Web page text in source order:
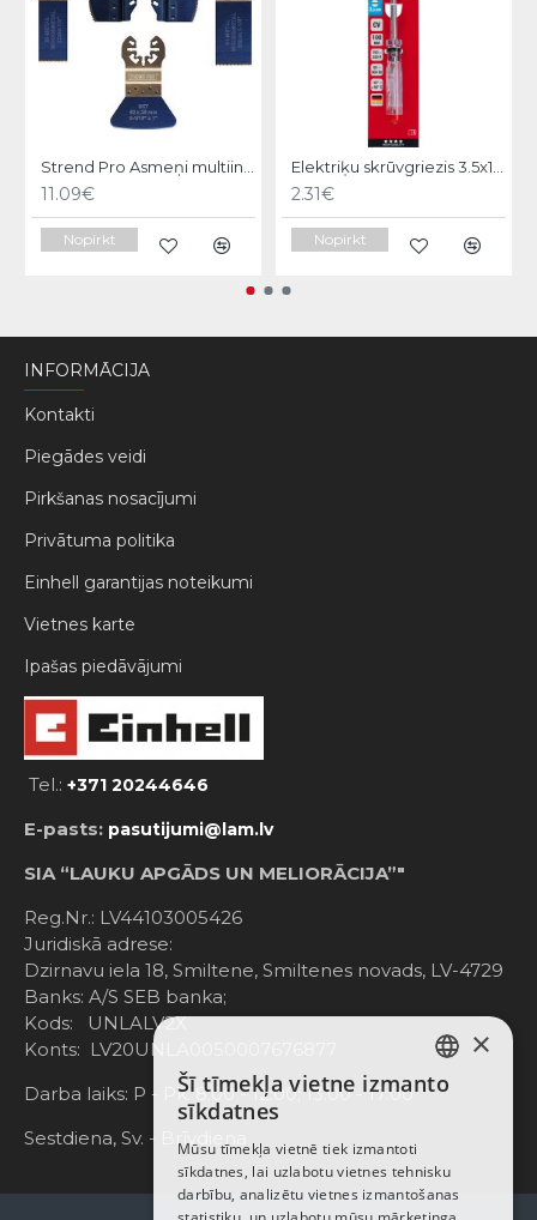
Strend Pro Asmeņi multiinstrumentam.4gb TAS-FW105,kokam
11.09€
Nopirkt
Elektriķu skrūvgriezis 3.5x100 KWB
2.31€
Nopirkt
INFORMĀCIJA
Kontakti
Piegādes veidi
Pirkšanas nosacījumi
Privātuma politika
Einhell garantijas noteikumi
Vietnes karte
Ipašas piedāvājumi
Tel.: +371 20244646
E-pasts: pasutijumi@lam.lv
SIA “LAUKU APGĀDS UN MELIORĀCIJA”"
Reg.Nr.: LV44103005426
Juridiskā adrese:
Dzirnavu iela 18, Smiltene, Smiltenes novads, LV-4729
Banks: A/S SEB banka;
Kods: UNLALV2X
Konts: LV20UNLA0050007676877
Darba laiks: P - Pk. 8:00 - 12:00; 13:00 - 17:00
Sestdiena, Sv. - Brīvdiena
LATVIAN
ENGLISH
×
Šī tīmekļa vietne izmanto
sīkdatnes
Mūsu tīmekļa vietnē tiek izmantoti
sīkdatnes, lai uzlabotu vietnes tehnisku
darbību, analizētu vietnes izmantošanas